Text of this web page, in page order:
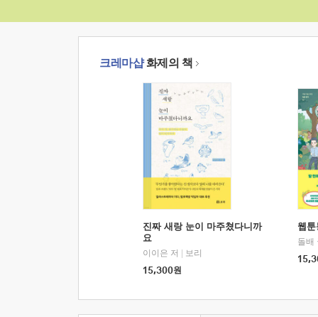
크레마샵화제의 책
진짜 새랑 눈이 마주쳤다니까
요
이이은 저
보리
15,300원
웹
돌배